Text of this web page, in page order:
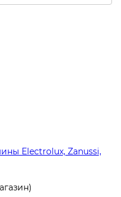
Electrolux, Zanussi,